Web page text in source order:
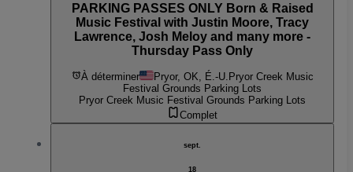
PARKING PASSES ONLY Born & Raised
Music Festival with Justin Moore, Tracy
Lawrence, Josh Meloy and many more -
Thursday Pass Only
À déterminer Pryor, OK, É.-U. Pryor Creek Music
Festival Grounds Parking Lots
Pryor Creek Music Festival Grounds Parking Lots
Complet
sept.
18